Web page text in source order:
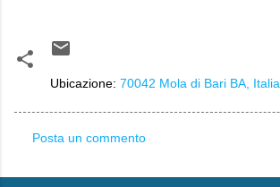
Ubicazione: 70042 Mola di Bari BA, Italia
o
Posta un commento